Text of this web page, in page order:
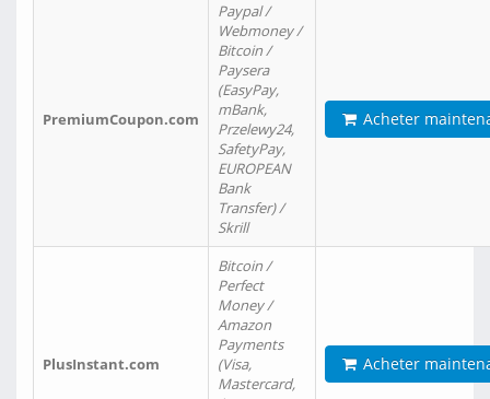
PremiumCoupon.com
Paypal /
Webmoney /
Bitcoin /
Paysera
(EasyPay,
mBank,
Przelewy24,
SafetyPay,
EUROPEAN
Bank
Transfer) /
Skrill
Acheter
PlusInstant.com
Bitcoin /
Perfect
Money /
Amazon
Payments
(Visa,
Mastercard,
Acheter